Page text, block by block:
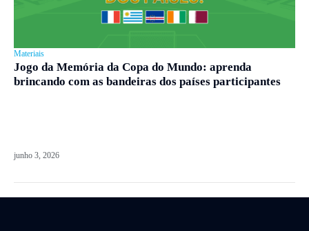
Materiais
Jogo da Memória da Copa do Mundo: aprenda
brincando com as bandeiras dos países participantes
junho 3, 2026